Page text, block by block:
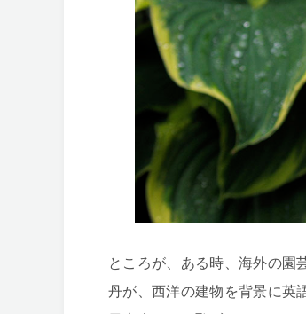
ところが、ある時、海外の園
丹が、西洋の建物を背景に